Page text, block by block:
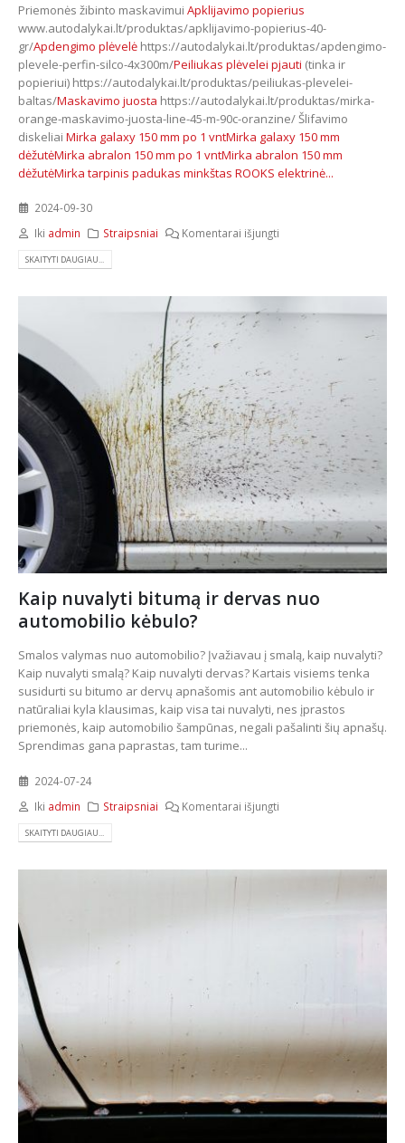
Priemonės žibinto maskavimui Apklijavimo popierius
www.autodalykai.lt/produktas/apklijavimo-popierius-40-
gr/Apdengimo plėvelė https://autodalykai.lt/produktas/apdengimo-
plevele-perfin-silco-4x300m/Peiliukas plėvelei pjauti (tinka ir
popieriui) https://autodalykai.lt/produktas/peiliukas-plevelei-
baltas/Maskavimo juosta https://autodalykai.lt/produktas/mirka-
orange-maskavimo-juosta-line-45-m-90c-oranzine/ Šlifavimo
diskeliai Mirka galaxy 150 mm po 1 vntMirka galaxy 150 mm
dėžutėMirka abralon 150 mm po 1 vntMirka abralon 150 mm
dėžutėMirka tarpinis padukas minkštas ROOKS elektrinė...
2024-09-30
Iki admin Straipsniai Komentarai išjungti
SKAITYTI DAUGIAU...
Kaip nuvalyti bitumą ir dervas nuo
automobilio kėbulo?
Smalos valymas nuo automobilio? Įvažiavau į smalą, kaip nuvalyti?
Kaip nuvalyti smalą? Kaip nuvalyti dervas? Kartais visiems tenka
susidurti su bitumo ar dervų apnašomis ant automobilio kėbulo ir
natūraliai kyla klausimas, kaip visa tai nuvalyti, nes įprastos
priemonės, kaip automobilio šampūnas, negali pašalinti šių apnašų.
Sprendimas gana paprastas, tam turime...
2024-07-24
Iki admin Straipsniai Komentarai išjungti
SKAITYTI DAUGIAU...